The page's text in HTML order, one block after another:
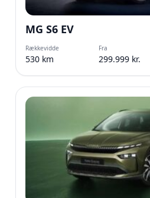
MG S6 EV
Rækkevidde
530 km
Fra
299.999 kr.